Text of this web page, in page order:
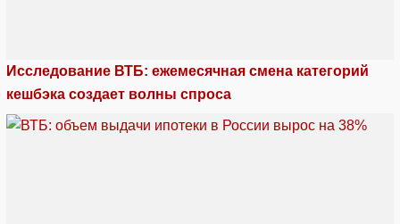
Исследование ВТБ: ежемесячная смена категорий
кешбэка создает волны спроса